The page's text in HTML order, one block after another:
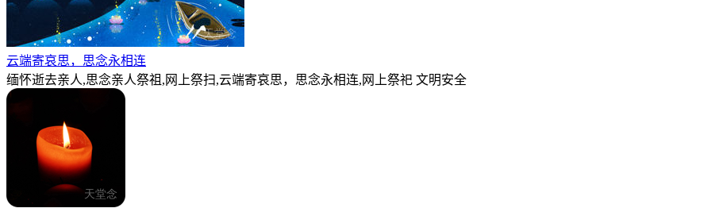
云端寄哀思，思念永相连
缅怀逝去亲人,思念亲人祭祖,网上祭扫,云端寄哀思，思念永相连,网上祭祀 文明安全